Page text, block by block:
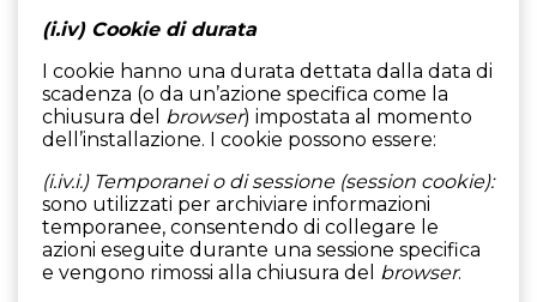
(i.iv) Cookie di durata
I cookie hanno una durata dettata dalla data di
scadenza (o da un’azione specifica come la
chiusura del browser) impostata al momento
dell’installazione. I cookie possono essere:
(i.iv.i.) Temporanei o di sessione (session cookie):
sono utilizzati per archiviare informazioni
temporanee, consentendo di collegare le
azioni eseguite durante una sessione specifica
e vengono rimossi alla chiusura del browser.